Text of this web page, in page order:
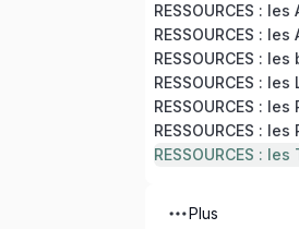
RESSOURCES :
RESSOURCES :
RESSOURCES :
RESSOURCES :
Plus